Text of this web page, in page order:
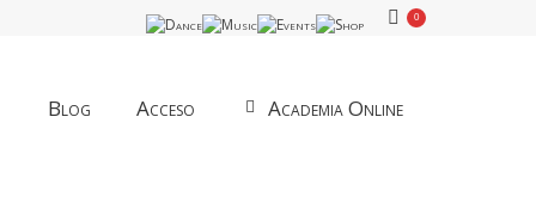
0
Blog Acceso Academia Online